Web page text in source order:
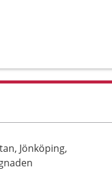
Jönköping,